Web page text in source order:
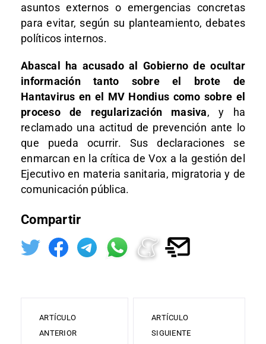
asuntos externos o emergencias concretas
para evitar, según su planteamiento, debates
políticos internos.
Abascal ha acusado al Gobierno de ocultar
información tanto sobre el brote de
Hantavirus en el MV Hondius como sobre el
proceso de regularización masiva, y ha
reclamado una actitud de prevención ante lo
que pueda ocurrir. Sus declaraciones se
enmarcan en la crítica de Vox a la gestión del
Ejecutivo en materia sanitaria, migratoria y de
comunicación pública.
Compartir
ARTÍCULO
ANTERIOR
ARTÍCULO
SIGUIENTE